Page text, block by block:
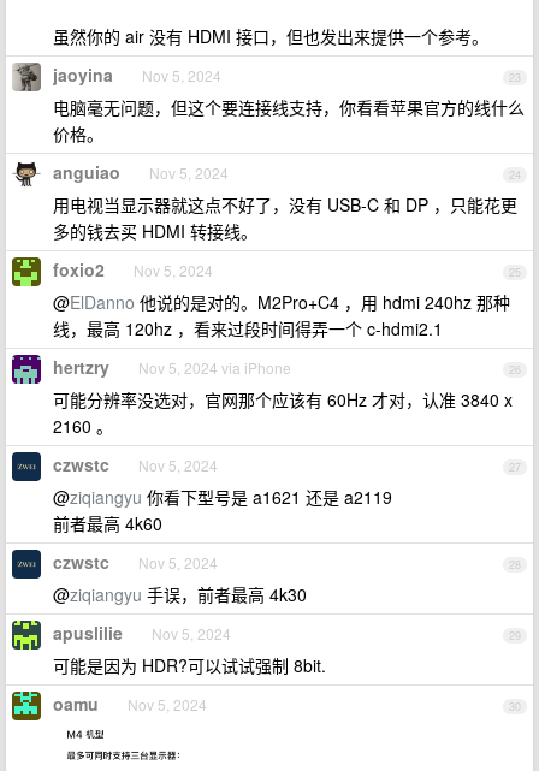
虽然你的 air 没有 HDMI 接口，但也发出来提供一个参考。
23
jaoyina Nov 5, 2024
电脑毫无问题，但这个要连接线支持，你看看苹果官方的线什么
价格。
24
anguiao Nov 5, 2024
用电视当显示器就这点不好了，没有 USB-C 和 DP ，只能花更
多的钱去买 HDMI 转接线。
25
foxio2 Nov 5, 2024
@ElDanno 他说的是对的。M2Pro+C4 ，用 hdmi 240hz 那种
线，最高 120hz ，看来过段时间得弄一个 c-hdmi2.1
26
hertzry Nov 5, 2024 via iPhone
可能分辨率没选对，官网那个应该有 60Hz 才对，认准 3840 x
2160 。
27
czwstc Nov 5, 2024
@ziqiangyu 你看下型号是 a1621 还是 a2119
前者最高 4k60
28
czwstc Nov 5, 2024
@ziqiangyu 手误，前者最高 4k30
29
apuslilie Nov 5, 2024
可能是因为 HDR?可以试试强制 8bit.
30
oamu Nov 5, 2024